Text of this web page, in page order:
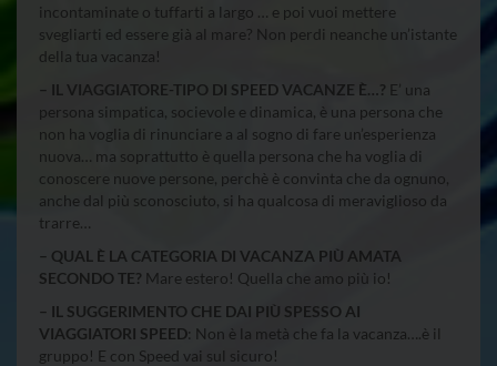
incontaminate o tuffarti a largo … e poi vuoi mettere
svegliarti ed essere già al mare? Non perdi neanche un’istante
della tua vacanza!
– IL VIAGGIATORE-TIPO DI SPEED VACANZE È…? E’ una
persona simpatica, socievole e dinamica, è una persona che
non ha voglia di rinunciare a al sogno di fare un’esperienza
nuova… ma soprattutto è quella persona che ha voglia di
conoscere nuove persone, perchè è convinta che da ognuno,
anche dal più sconosciuto, si ha qualcosa di meraviglioso da
trarre…
– QUAL È LA CATEGORIA DI VACANZA PIÙ AMATA
SECONDO TE? Mare estero! Quella che amo più io!
– IL SUGGERIMENTO CHE DAI PIÙ SPESSO AI
VIAGGIATORI SPEED: Non è la metà che fa la vacanza….è il
gruppo! E con Speed vai sul sicuro!